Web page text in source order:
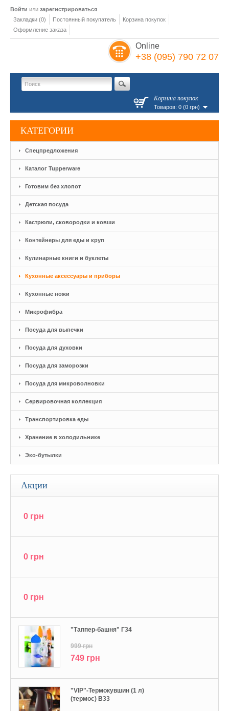
Войти или зарегистрироваться
Закладки (0)
Постоянный покупатель
Корзина покупок
Оформление заказа
Online
+38 (095) 790 72 07
Корзина покупок
Товаров: 0 (0 грн)
КАТЕГОРИИ
Спецпредложения
Каталог Tupperware
Готовим без хлопот
Детская посуда
Кастрюли, сковородки и ковши
Контейнеры для еды и круп
Кулинарные книги и буклеты
Кухонные аксессуары и приборы
Кухонные ножи
Микрофибра
Посуда для выпечки
Посуда для духовки
Посуда для заморозки
Посуда для микроволновки
Сервировочная коллекция
Транспортировка еды
Хранение в холодильнике
Эко-бутылки
Акции
0 грн
0 грн
0 грн
"Tаппер-башня" Г34
999 грн
749 грн
"VIP"-Термокувшин (1 л)
(термос) В33